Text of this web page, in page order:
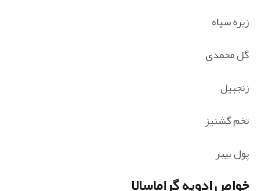
زیره سیاه
گل محمدی
زنجبیل
تخم گشنیز
پول بیبر
خواص ادویه گراماسالا